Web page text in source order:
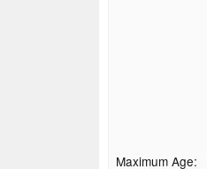
Maximum Age: